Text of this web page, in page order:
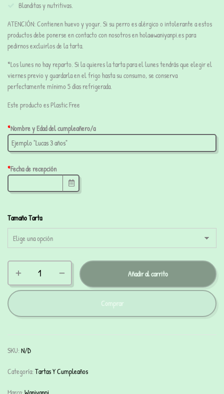
Blanditas y nutritivas.
ATENCIÓN: Contienen huevo y yogur. Si su perro es alérgico o intolerante a estos
productos debe ponerse en contacto con nosotros en hola@waniyanpi.es para
pedirnos excluirlos de la tarta.
*Los lunes no hay reparto. Si la quieres la tarta para el lunes tendrás que elegir el
viernes previo y guardarla en el frigo hasta su consumo, se conserva
perfectamente mínimo 5 días refrigerada.
Este producto es Plastic Free
*Nombre y Edad del cumpleañero/a
*Fecha de recepción
Tamaño Tarta
Añadir al carrito
Comprar
SKU: N/D
Categoría: Tartas Y Cumpleaños